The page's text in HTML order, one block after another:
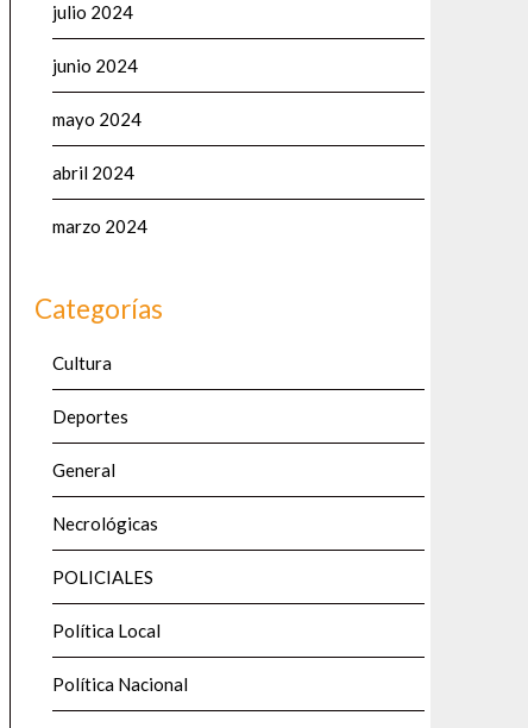
julio 2024
junio 2024
mayo 2024
abril 2024
marzo 2024
Categorías
Cultura
Deportes
General
Necrológicas
POLICIALES
Política Local
Política Nacional